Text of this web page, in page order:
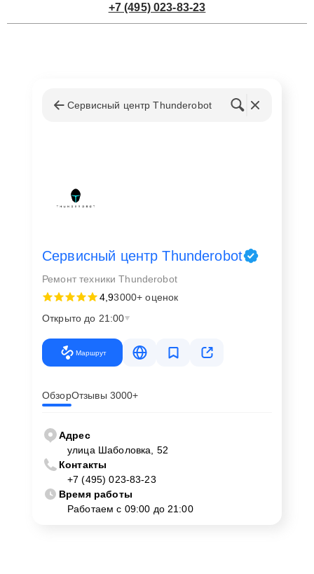
+7 (495) 023-83-23
Сервисный центр Thunderobot
Сервисный центр Thunderobot
Ремонт техники Thunderobot
4,93000+ оценок
Открыто до 21:00
Маршрут
ОбзорОтзывы 3000+
Адрес
улица Шаболовка, 52
Контакты
+7 (495) 023-83-23
Время работы
Работаем с 09:00 до 21:00